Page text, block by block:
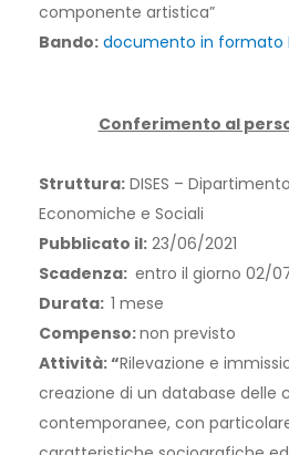
componente artistica”
Bando: documento in formato
Conferimento al
Struttura: DISES –
Economiche e Sociali
Pubblicato il: 23/06/2021
Scadenza: entro il giorno 02/
Durata: 1 mese
Compenso:non previsto
Attività: “Rilevazione e
creazione di un database delle
contemporanee, con